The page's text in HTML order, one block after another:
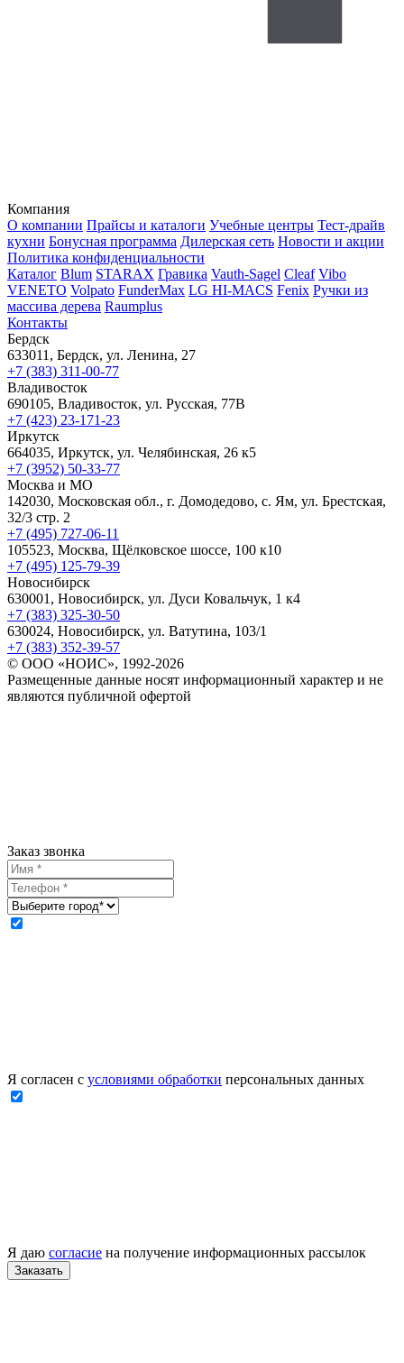
Компания
О компании Прайсы и каталоги Учебные центры Тест-драйв
кухни Бонусная программа Дилерская сеть Новости и акции
Политика конфиденциальности
Каталог Blum STARAX Гравика Vauth-Sagel Cleaf Vibo
VENETO Volpato FunderMax LG HI-MACS Fenix Ручки из
массива дерева Raumplus
Контакты
Бердск
633011, Бердск, ул. Ленина, 27
+7 (383) 311-00-77
Владивосток
690105, Владивосток, ул. Русская, 77В
+7 (423) 23-171-23
Иркутск
664035, Иркутск, ул. Челябинская, 26 к5
+7 (3952) 50-33-77
Москва и МО
142030, Московская обл., г. Домодедово, с. Ям, ул. Брестская,
32/3 стр. 2
+7 (495) 727-06-11
105523, ​Москва, Щёлковское шоссе, 100 к10
+7 (495) 125-79-39
Новосибирск
630001, Новосибирск, ул. Дуси Ковальчук, 1 к4
+7 (383) 325-30-50
630024, Новосибирск, ул. Ватутина, 103/1
+7 (383) 352-39-57
© ООО «НОИС», 1992-2026
Размещенные данные носят информационный характер и не
являются публичной офертой
Заказ звонка
Я согласен с условиями обработки персональных данных
Я даю согласие на получение информационных рассылок